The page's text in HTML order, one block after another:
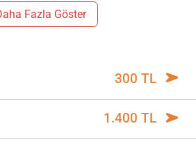
Fazla Göster
300 TL
1.400 TL